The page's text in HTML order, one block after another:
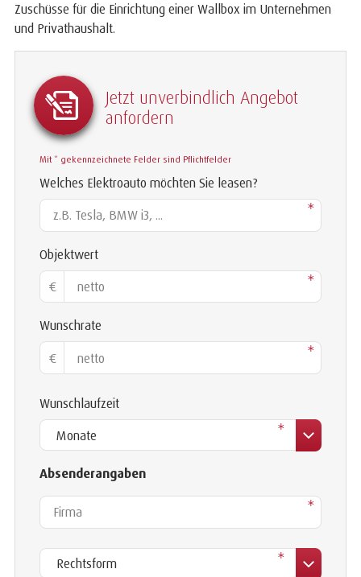
Zuschüsse für die Einrichtung einer Wallbox im Unternehmen
und Privathaushalt.
Jetzt unverbindlich Angebot
anfordern
Mit * gekennzeichnete Felder sind Pflichtfelder
Welches Elektroauto möchten Sie leasen?
*
Objektwert
€ *
Wunschrate
€ *
Wunschlaufzeit
*
Absenderangaben
Firma
*
*